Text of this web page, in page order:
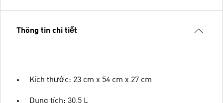
Thông tin chi tiết
Kích thước: 23 cm x 54 cm x 27 cm
Dung tích: 30,5 L